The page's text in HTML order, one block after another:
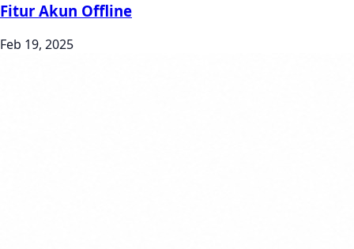
Fitur Akun Offline
Feb 19, 2025